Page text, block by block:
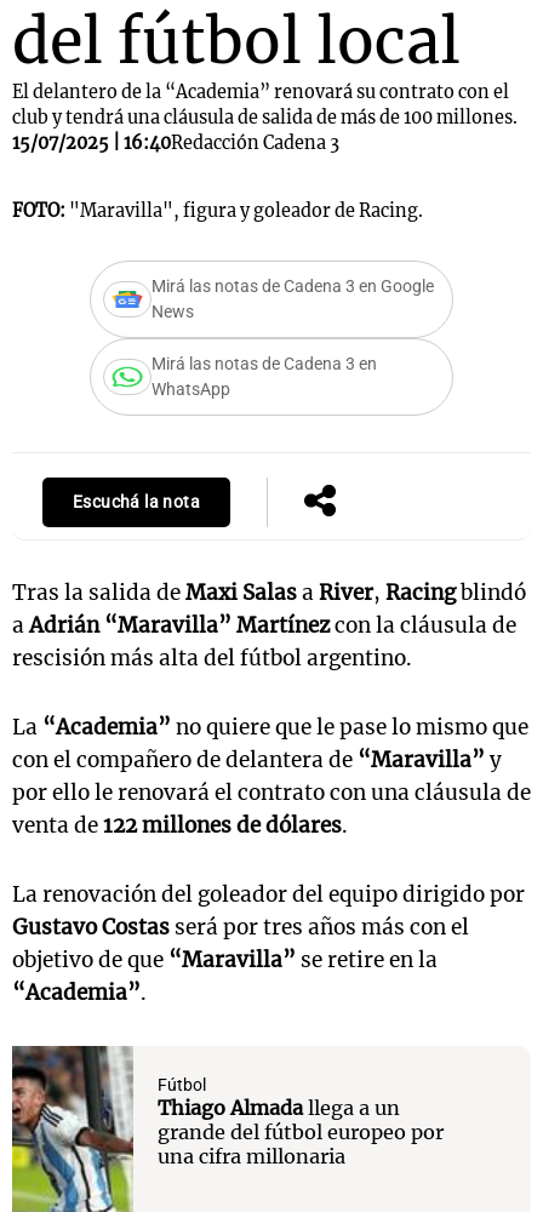
del fútbol local
El delantero de la “Academia” renovará su contrato con el
club y tendrá una cláusula de salida de más de 100 millones.
15/07/2025 | 16:40Redacción Cadena 3
FOTO: "Maravilla", figura y goleador de Racing.
Mirá las notas de Cadena 3 en Google
News
Mirá las notas de Cadena 3 en
WhatsApp
Escuchá la nota
Tras la salida deMaxi SalasaRiver, Racingblindó
aAdrián “Maravilla” Martínezcon la cláusula de
rescisión más alta del fútbol argentino.
La “Academia” no quiere que le pase lo mismo que
con el compañero de delantera de “Maravilla” y
por ello le renovará el contrato con una cláusula de
venta de122 millones de dólares.
La renovación del goleador del equipo dirigido por
Gustavo Costas será por tres años más con el
objetivo de que “Maravilla” se retire en la
“Academia”.
Fútbol
Thiago Almadallega a un
grande del fútbol europeo por
una cifra millonaria
Mundial 2026
La Sole en
Cadena 3